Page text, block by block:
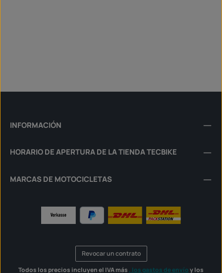
INFORMACIÓN
HORARIO DE APERTURA DE LA TIENDA TECBIKE
MARCAS DE MOTOCICLETAS
Revocar un contrato
Todos los precios incluyen el IVA más , los gastos de envíoy los